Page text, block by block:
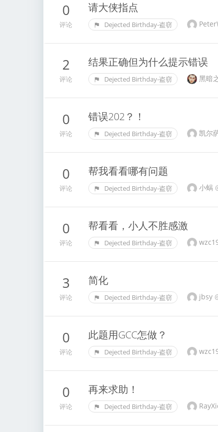
0
评论
请大侠指点
Dejected Birthday-盗窃
2
评论
结果正确但为什么提示错误
Dejected Birthday-盗窃 黑暗
0
评论
错误202？！
Dejected Birthday-盗窃 凯尔
0
评论
帮我看看哪有问题
Dejected Birthday-盗窃 小蜗
0
评论
帮看看，小人不胜感激
Dejected Birthday-盗窃
3
评论
简化
Dejected Birthday-盗窃 jbsy
0
评论
此题用GCC怎做？
Dejected Birthday-盗窃
0
评论
再来求助！
Dejected Birthday-盗窃